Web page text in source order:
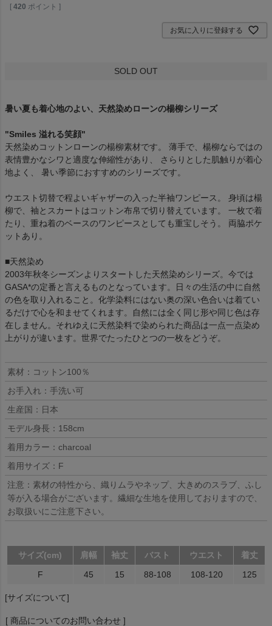
[ 420 ポイント ]
お気に入りに登録する
SOLD OUT
暑い夏も着心地のよい、天然染めローンの楊柳シリーズ
"Smiles 溢れる笑顔"
天然染めコットンローンの楊柳素材です。 薄手で、楊柳ならではの
表情豊かなシワと適度な伸縮性があり、 さらりとした肌触りが着心
地よく、 暑い季節におすすめのシリーズです。
ウエスト切替で程よいギャザーの入った半袖ワンピース。 身頃は楊
柳で、袖とスカートはコットン布帛で切り替えています。 一枚で着
たり、重ね着のベースのワンピースとしても重宝しそう。 両脇ポケ
ットあり。
■天然染め
2003年秋冬シーズンよりスタートした天然染めシリーズ。今では
GASA*の定番と言えるものとなっています。日々の生活の中に自然
の色を取り入れること。化学染料にはない奥の深い色合いは着てい
るだけで心を和ませてくれます。自然には全く同じ形や同じ色は存
在しません。それゆえに天然染料で染められた商品は一点一点染め
上がりが違います。世界でたったひとつの一枚をどうぞ。
素材：コットン100％
お手入れ：手洗い可
生産国：日本
モデル身長：158cm
着用カラー：charcoal
着用サイズ：F
注意：素材の特性から、織りムラやネップ、大きめのスラブ、ふし
等が入る場合がございます。繊細な生地を使用しておりますので、
お取扱いにご注意下さい。
サイズ(cm) 肩幅 袖丈 バスト ウエスト
着丈
F
45 15 88-108 108-120 125
[サイズについて]
[ 商品についてのお問い合わせ ]